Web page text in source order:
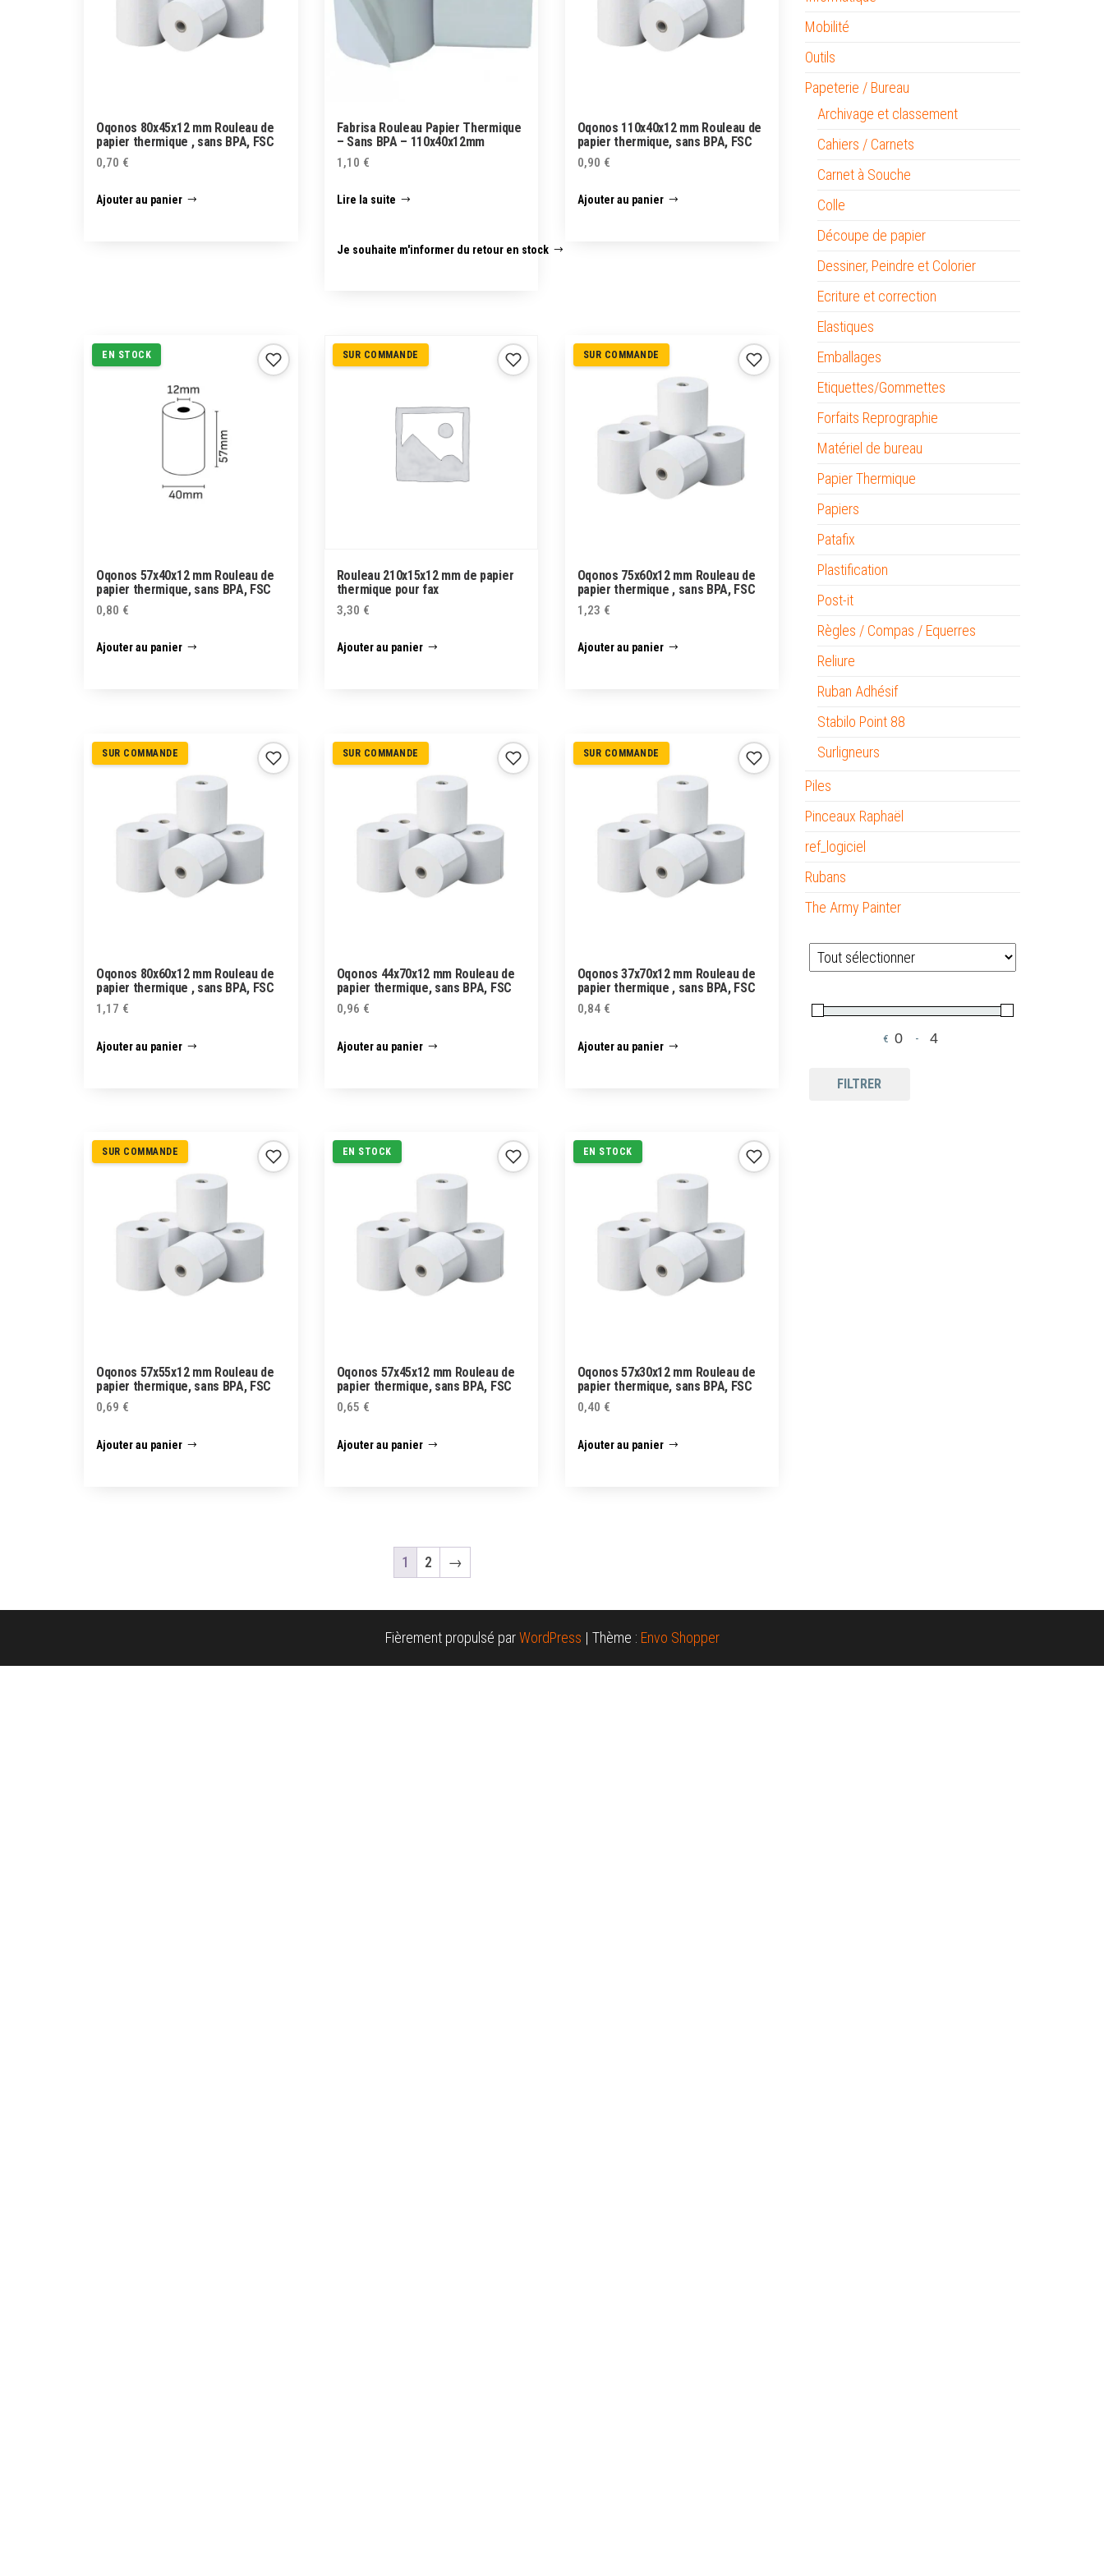
Oqonos 80x45x12 mm Rouleau de
papier thermique , sans BPA, FSC
0,70 €
Ajouter au panier
Fabrisa Rouleau Papier Thermique
– Sans BPA – 110x40x12mm
1,10 €
Lire la suite
Je souhaite m'informer du retour en stock
Oqonos 110x40x12 mm Rouleau de
papier thermique, sans BPA, FSC
0,90 €
Ajouter au panier
EN STOCK
Oqonos 57x40x12 mm Rouleau de
papier thermique, sans BPA, FSC
0,80 €
Ajouter au panier
SUR COMMANDE
Rouleau 210x15x12 mm de papier
thermique pour fax
3,30 €
Ajouter au panier
SUR COMMANDE
Oqonos 75x60x12 mm Rouleau de
papier thermique , sans BPA, FSC
1,23 €
Ajouter au panier
SUR COMMANDE
Oqonos 80x60x12 mm Rouleau de
papier thermique , sans BPA, FSC
1,17 €
Ajouter au panier
SUR COMMANDE
Oqonos 44x70x12 mm Rouleau de
papier thermique, sans BPA, FSC
0,96 €
Ajouter au panier
SUR COMMANDE
Oqonos 37x70x12 mm Rouleau de
papier thermique , sans BPA, FSC
0,84 €
Ajouter au panier
SUR COMMANDE
Oqonos 57x55x12 mm Rouleau de
papier thermique, sans BPA, FSC
0,69 €
Ajouter au panier
EN STOCK
Oqonos 57x45x12 mm Rouleau de
papier thermique, sans BPA, FSC
0,65 €
Ajouter au panier
EN STOCK
Oqonos 57x30x12 mm Rouleau de
papier thermique, sans BPA, FSC
0,40 €
Ajouter au panier
1 2 →
Mobilité
Outils
Papeterie / Bureau
Archivage et classement
Cahiers / Carnets
Carnet à Souche
Colle
Découpe de papier
Dessiner, Peindre et Colorier
Ecriture et correction
Elastiques
Emballages
Etiquettes/Gommettes
Forfaits Reprographie
Matériel de bureau
Papier Thermique
Papiers
Patafix
Plastification
Post-it
Règles / Compas / Equerres
Reliure
Ruban Adhésif
Stabilo Point 88
Surligneurs
Piles
Pinceaux Raphaël
ref_logiciel
Rubans
The Army Painter
€ -
FILTRER
Fièrement propulsé parWordPress | Thème : Envo Shopper